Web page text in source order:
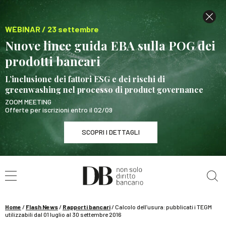
WEBINAR / 23 settembre
Nuove linee guida EBA sulla POG dei
prodotti bancari
L’inclusione dei fattori ESG e dei rischi di
greenwashing nel processo di product governance
ZOOM MEETING
Offerte per iscrizioni entro il 02/09
SCOPRI I DETTAGLI
WEBINAR / 23 settembre
Nuove linee guida EBA sulla POG dei prodotti
SCOPRI I DETTAGLI
Home / Flash News/ Rapporti bancari/Calcolo dell’usura: pubblicati i TEGM
utilizzabili dal 01 luglio al 30 settembre 2016